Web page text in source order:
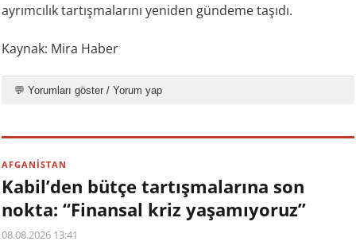
ayrımcılık tartışmalarını yeniden gündeme taşıdı.
Kaynak: Mira Haber
💬 Yorumları göster / Yorum yap
AFGANİSTAN
Kabil’den bütçe tartışmalarına son
nokta: “Finansal kriz yaşamıyoruz”
08.08.2026 13:41